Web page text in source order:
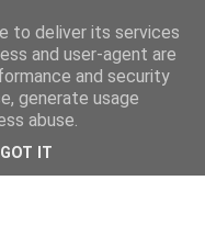
to deliver its services
and user-agent are
and security
generate usage
abuse.
GOT IT